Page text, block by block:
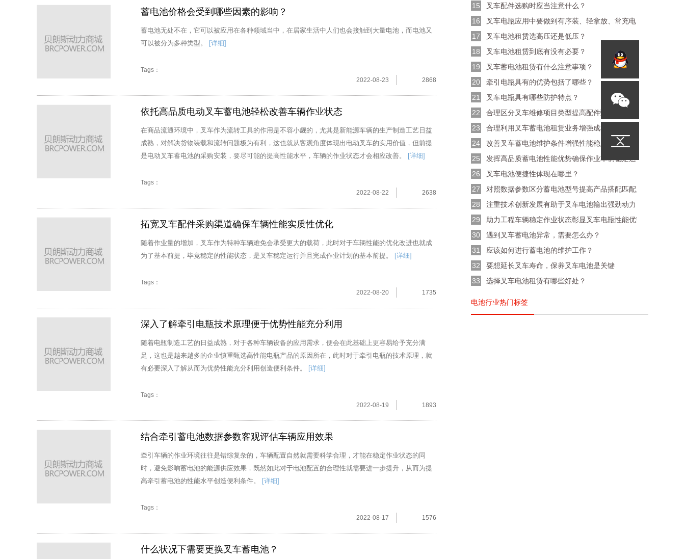
蓄电池价格会受到哪些因素的影响？
蓄电池无处不在，它可以被应用在各种领域当中，在居家生活中人们也会接触到大量电池，而电池又
可以被分为多种类型。
[详细]
Tags：
2868
2022-08-23
依托高品质电动叉车蓄电池轻松改善车辆作业状态
在商品流通环境中，叉车作为流转工具的作用是不容小觑的，尤其是新能源车辆的生产制造工艺日益
成熟，对解决货物装载和流转问题极为有利，这也就从客观角度体现出电动叉车的实用价值，但前提
是电动叉车蓄电池的采购安装，要尽可能的提高性能水平，车辆的作业状态才会相应改善。
[详细]
Tags：
2638
2022-08-22
拓宽叉车配件采购渠道确保车辆性能实质性优化
随着作业量的增加，叉车作为特种车辆难免会承受更大的载荷，此时对于车辆性能的优化改进也就成
为了基本前提，毕竟稳定的性能状态，是叉车稳定运行并且完成作业计划的基本前提。
[详细]
Tags：
1735
2022-08-20
深入了解牵引电瓶技术原理便于优势性能充分利用
随着电瓶制造工艺的日益成熟，对于各种车辆设备的应用需求，便会在此基础上更容易给予充分满
足，这也是越来越多的企业慎重甄选高性能电瓶产品的原因所在，此时对于牵引电瓶的技术原理，就
有必要深入了解从而为优势性能充分利用创造便利条件。
[详细]
Tags：
1893
2022-08-19
结合牵引蓄电池数据参数客观评估车辆应用效果
牵引车辆的作业环境往往是错综复杂的，车辆配置自然就需要科学合理，才能在稳定作业状态的同
时，避免影响蓄电池的能源供应效果，既然如此对于电池配置的合理性就需要进一步提升，从而为提
高牵引蓄电池的性能水平创造便利条件。
[详细]
Tags：
1576
2022-08-17
什么状况下需要更换叉车蓄电池？
15
叉车配件选购时应当注意什么？
16
叉车电瓶应用中要做到有序装、轻拿放、常充电
17
叉车电池租赁选高压还是低压？
18
叉车电池租赁到底有没有必要？
19
叉车蓄电池租赁有什么注意事项？
20
牵引电瓶具有的优势包括了哪些？
21
叉车电瓶具有哪些防护特点？
22
合理区分叉车维修项目类型提高配件甄选匹配度
23
合理利用叉车蓄电池租赁业务增强成本控制能力
24
改善叉车蓄电池维护条件增强性能稳定性提升利用率
25
发挥高品质蓄电池性能优势确保作业车辆稳定运行
26
叉车电池便捷性体现在哪里？
27
对照数据参数区分蓄电池型号提高产品搭配匹配度
28
注重技术创新发展有助于叉车电池输出强劲动力
29
助力工程车辆稳定作业状态彰显叉车电瓶性能优势
30
遇到叉车蓄电池异常，需要怎么办？
31
应该如何进行蓄电池的维护工作？
32
要想延长叉车寿命，保养叉车电池是关键
33
选择叉车电池租赁有哪些好处？
电池行业热门标签